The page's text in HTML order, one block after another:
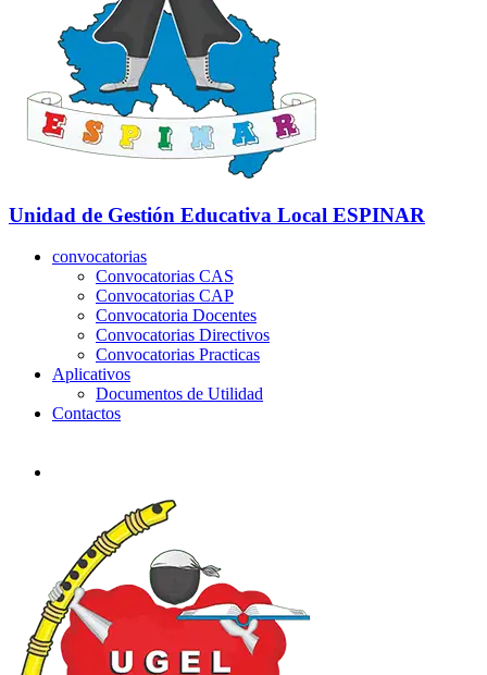
Unidad de Gestión Educativa Local ESPINAR
convocatorias
Convocatorias CAS
Convocatorias CAP
Convocatoria Docentes
Convocatorias Directivos
Convocatorias Practicas
Aplicativos
Documentos de Utilidad
Contactos